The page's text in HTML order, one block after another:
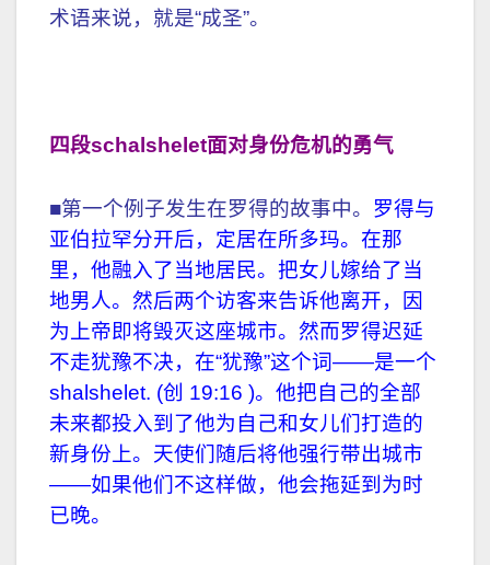
术语来说，就是“成圣”。
四段schalshelet面对身份危机的勇气
■第一个例子发生在罗得的故事中。 罗得与
亚伯拉罕分开后，定居在所多玛。在那
里，他融入了当地居民。把女儿嫁给了当
地男人。然后两个访客来告诉他离开，因
为上帝即将毁灭这座城市。然而罗得迟延
不走犹豫不决，在“犹豫”这个词——是一个
shalshelet. (创 19:16 )。他把自己的全部
未来都投入到了他为自己和女儿们打造的
新身份上。天使们随后将他强行带出城市
——如果他们不这样做，他会拖延到为时
已晚。